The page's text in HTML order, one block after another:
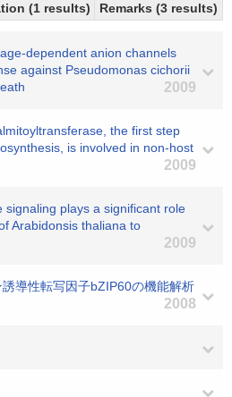
(1 results)
Remarks (3 results)
dependent anion channels
against Pseudomonas cichorii
2009
the first step
is involved in non-host
2009
signaling plays a significant role
Arabidonsis thaliana to
2009
導性転写因子bZIP60の機能解析
2008